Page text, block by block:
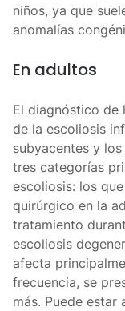
niños, ya que
anomalías
En adultos
El diagnóstico de
de la escoliosis
subyacentes y
tres categorías
escoliosis: los
quirúrgico en la
tratamiento
escoliosis
afecta
frecuencia, se
más. Puede estar